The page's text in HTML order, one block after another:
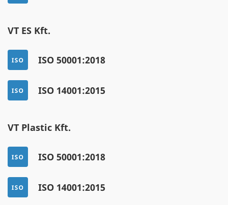
VT ES Kft.
ISO 50001:2018
ISO 14001:2015
VT Plastic Kft.
ISO 50001:2018
ISO 14001:2015